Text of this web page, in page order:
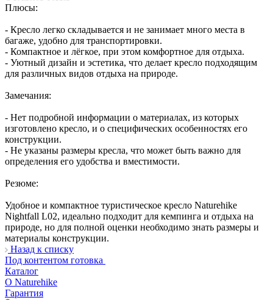
Плюсы:
- Кресло легко складывается и не занимает много места в
багаже, удобно для транспортировки.
- Компактное и лёгкое, при этом комфортное для отдыха.
- Уютный дизайн и эстетика, что делает кресло подходящим
для различных видов отдыха на природе.
Замечания:
- Нет подробной информации о материалах, из которых
изготовлено кресло, и о специфических особенностях его
конструкции.
- Не указаны размеры кресла, что может быть важно для
определения его удобства и вместимости.
Резюме:
Удобное и компактное туристическое кресло Naturehike
Nightfall L02, идеально подходит для кемпинга и отдыха на
природе, но для полной оценки необходимо знать размеры и
материалы конструкции.
Назад к списку
Под контентом готовка
Каталог
О Naturehike
Гарантия